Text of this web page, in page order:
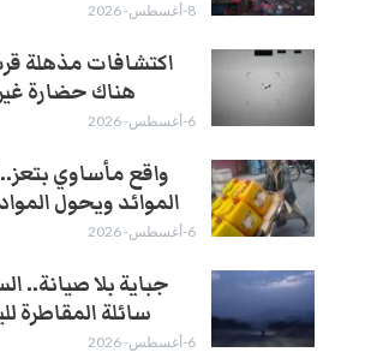
8-أغسطس- 2026
اكتشافات مذهلة
هناك حضارة
6-أغسطس- 2026
واقع مأساوي بتعز..
الموائد ويحول
6-أغسطس- 2026
جباية بلا صيانة..
سائلة المقاطرة
6-أغسطس- 2026